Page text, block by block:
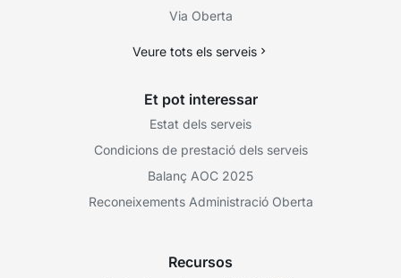
Via Oberta
Veure tots els serveis
Et pot interessar
Estat dels serveis
Condicions de prestació dels serveis
Balanç AOC 2025
Reconeixements Administració Oberta
Recursos